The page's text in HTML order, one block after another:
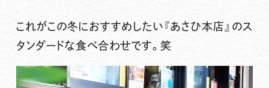
これがこの冬におすすめしたい『あさひ本店』のス
タンダードな食べ合わせです。笑